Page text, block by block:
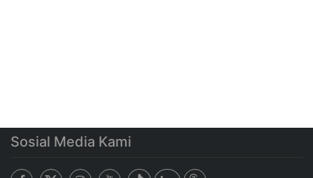
Sosial Media Kami